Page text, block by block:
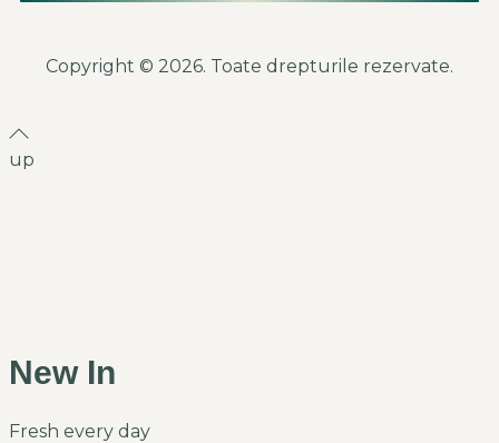
Copyright © 2026. Toate drepturile rezervate.
up
New In
Fresh every day